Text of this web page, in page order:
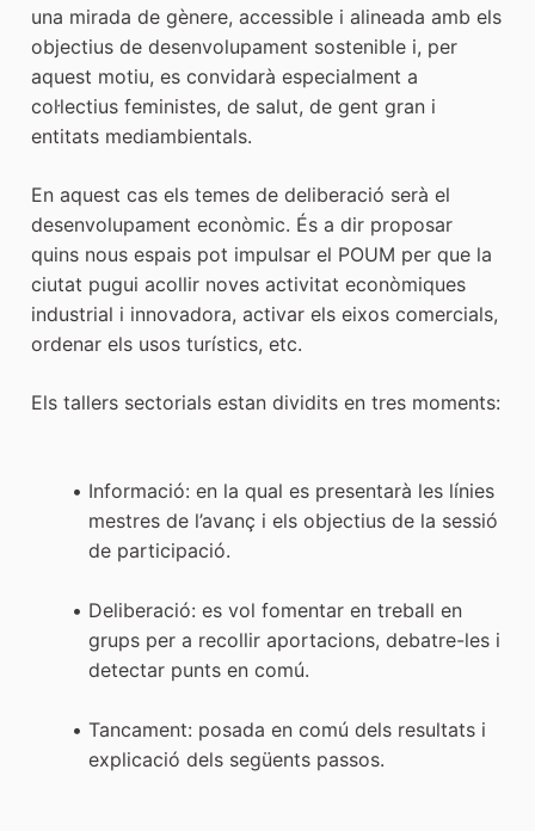
una mirada de gènere, accessible i alineada amb els
objectius de desenvolupament sostenible i, per
aquest motiu, es convidarà especialment a
col·lectius feministes, de salut, de gent gran i
entitats mediambientals.
En aquest cas els temes de deliberació serà el
desenvolupament econòmic. És a dir proposar
quins nous espais pot impulsar el POUM per que la
ciutat pugui acollir noves activitat econòmiques
industrial i innovadora, activar els eixos comercials,
ordenar els usos turístics, etc.
Els tallers sectorials estan dividits en tres moments:
Informació: en la qual es presentarà les línies
mestres de l’avanç i els objectius de la sessió
de participació.
Deliberació: es vol fomentar en treball en
grups per a recollir aportacions, debatre-les i
detectar punts en comú.
Tancament: posada en comú dels resultats i
explicació dels següents passos.